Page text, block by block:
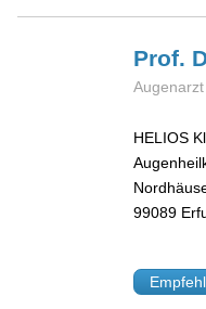
Prof.
Augenarzt
HELIOS
99089